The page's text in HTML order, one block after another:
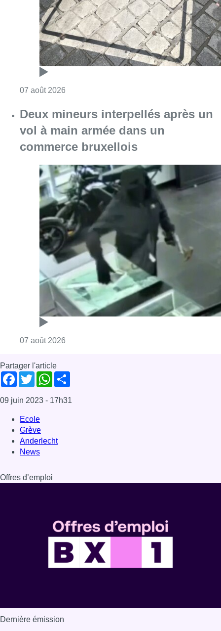
commerce bruxellois
07 août 2026Consulter l'article "Deux mineurs
Partager l'article
Facebook
TwitterWhatsApp
Share
09 juin 2023 - 17h31
Ecole
Anderlecht
News
Offres d’emploi